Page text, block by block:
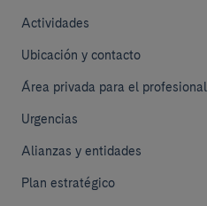
Actividades
Ubicación y contacto
Área privada para el profesional
Urgencias
Alianzas y entidades
Plan estratégico